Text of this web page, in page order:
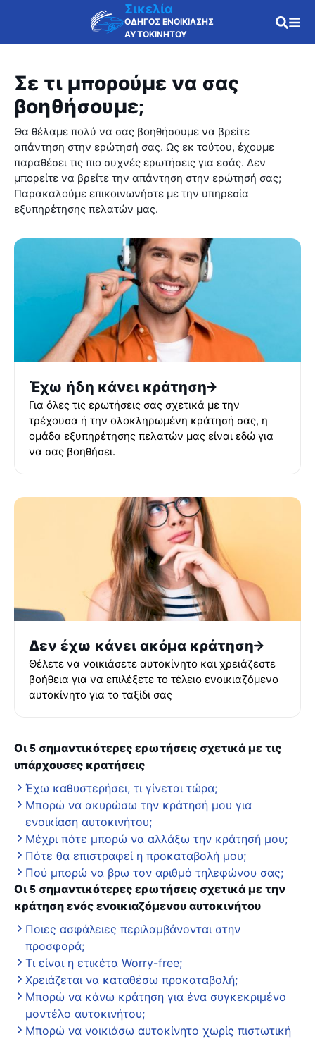
Σικελία
ΟΔΗΓΟΣ ΕΝΟΙΚΙΑΣΗΣ
ΑΥΤΟΚΙΝΗΤΟΥ
Σε τι μπορούμε να σας
βοηθήσουμε;
Θα θέλαμε πολύ να σας βοηθήσουμε να βρείτε
απάντηση στην ερώτησή σας. Ως εκ τούτου, έχουμε
παραθέσει τις πιο συχνές ερωτήσεις για εσάς. Δεν
μπορείτε να βρείτε την απάντηση στην ερώτησή σας;
Παρακαλούμε επικοινωνήστε με την υπηρεσία
εξυπηρέτησης πελατών μας.
Έχω ήδη κάνει κράτηση
Για όλες τις ερωτήσεις σας σχετικά με την
τρέχουσα ή την ολοκληρωμένη κράτησή σας, η
ομάδα εξυπηρέτησης πελατών μας είναι εδώ για
να σας βοηθήσει.
Δεν έχω κάνει ακόμα κράτηση
Θέλετε να νοικιάσετε αυτοκίνητο και χρειάζεστε
βοήθεια για να επιλέξετε το τέλειο ενοικιαζόμενο
αυτοκίνητο για το ταξίδι σας
Οι 5 σημαντικότερες ερωτήσεις σχετικά με τις
υπάρχουσες κρατήσεις
Έχω καθυστερήσει, τι γίνεται τώρα;
Μπορώ να ακυρώσω την κράτησή μου για
ενοικίαση αυτοκινήτου;
Μέχρι πότε μπορώ να αλλάξω την κράτησή μου;
Πότε θα επιστραφεί η προκαταβολή μου;
Πού μπορώ να βρω τον αριθμό τηλεφώνου σας;
Οι 5 σημαντικότερες ερωτήσεις σχετικά με την
κράτηση ενός ενοικιαζόμενου αυτοκινήτου
Ποιες ασφάλειες περιλαμβάνονται στην
προσφορά;
Τι είναι η ετικέτα Worry-free;
Χρειάζεται να καταθέσω προκαταβολή;
Μπορώ να κάνω κράτηση για ένα συγκεκριμένο
μοντέλο αυτοκινήτου;
Μπορώ να νοικιάσω αυτοκίνητο χωρίς πιστωτική